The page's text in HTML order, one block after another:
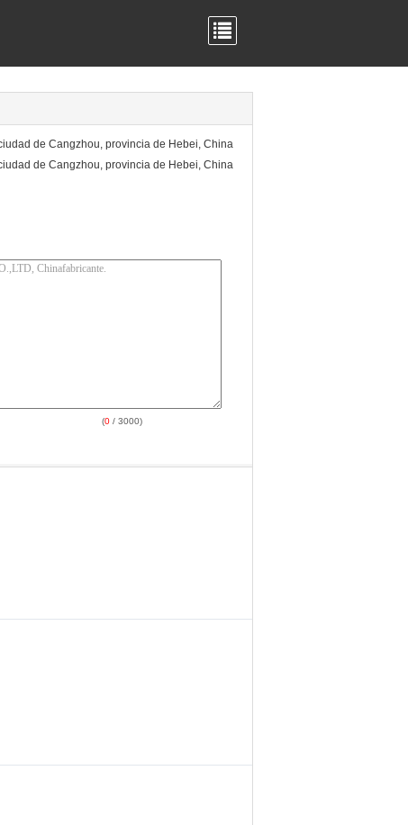
de Cangzhou, provincia de Hebei, China
de Cangzhou, provincia de Hebei, China
(0 / 3000)